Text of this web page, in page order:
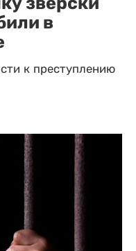
в
к преступлению